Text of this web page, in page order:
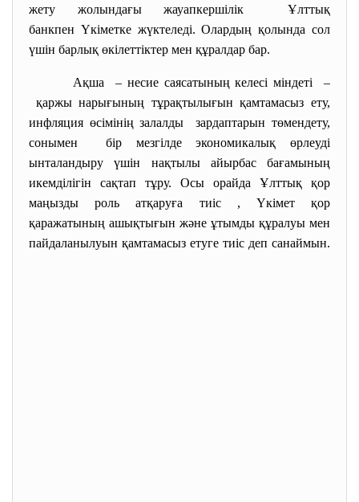
жету жолындағы жауапкершілік Ұлттық
банкпен Үкіметке жүктеледі. Олардың қолында сол
үшін барлық өкілеттіктер мен құралдар бар.
Ақша – несие саясатының келесі міндеті –
қаржы нарығының тұрақтылығын қамтамасыз ету,
инфляция өсімінің залалды зардаптарын төмендету,
сонымен бір мезгілде экономикалық өрлеуді
ынталандыру үшін нақтылы айырбас бағамының
икемділігін сақтап тұру. Осы орайда Ұлттық қор
маңызды роль атқаруға тиіс , Үкімет қор
қаражатының ашықтығын және ұтымды құралуы мен
пайдаланылуын қамтамасыз етуге тиіс деп санаймын.